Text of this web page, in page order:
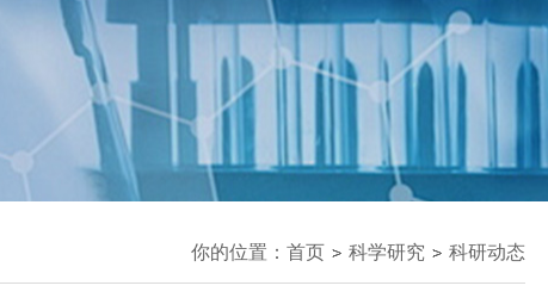
你的位置： 首页 科学研究 科研动态